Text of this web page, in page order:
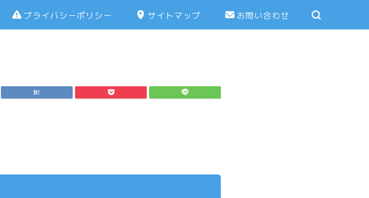
プライバシーポリシー サイトマップ お問い合わせ